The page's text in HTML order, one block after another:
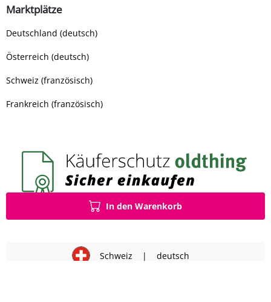
In den Warenkorb
Marktplätze
Deutschland (deutsch)
Österreich (deutsch)
Schweiz (französisch)
Frankreich (französisch)
Schweiz | deutsch